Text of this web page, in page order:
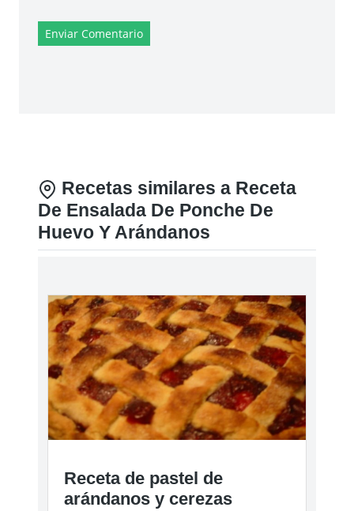
Enviar Comentario
Recetas similares a Receta
De Ensalada De Ponche De
Huevo Y Arándanos
Receta de pastel de
arándanos y cerezas